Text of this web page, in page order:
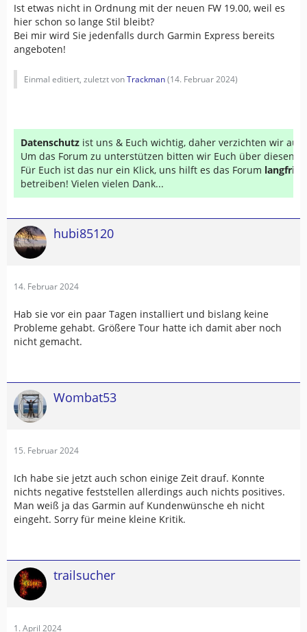
Ist etwas nicht in Ordnung mit der neuen FW 19.00, weil es
hier schon so lange Stil bleibt?
Bei mir wird Sie jedenfalls durch Garmin Express bereits
angeboten!
Einmal editiert, zuletzt vonTrackman(14. Februar 2024)
Datenschutz ist uns & Euch wichtig, daher verzichten wir auf
Um das Forum zu unterstützen bitten wir Euch über diesen
Für Euch ist das nur ein Klick, uns hilft es das Forum
betreiben! Vielen vielen Dank...
hubi85120
14. Februar 2024
Hab sie vor ein paar Tagen installiert und bislang keine
Probleme gehabt. Größere Tour hatte ich damit aber noch
nicht gemacht.
Wombat53
15. Februar 2024
Ich habe sie jetzt auch schon einige Zeit drauf. Konnte
nichts negative feststellen allerdings auch nichts positives.
Man weiß ja das Garmin auf Kundenwünsche eh nicht
eingeht. Sorry für meine kleine Kritik.
trailsucher
1. April 2024